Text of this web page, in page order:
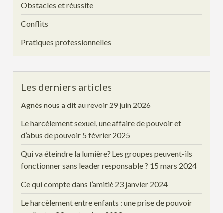
Obstacles et réussite
Conflits
Pratiques professionnelles
Les derniers articles
Agnès nous a dit au revoir 29 juin 2026
Le harcèlement sexuel, une affaire de pouvoir et
d’abus de pouvoir 5 février 2025
Qui va éteindre la lumière? Les groupes peuvent-ils
fonctionner sans leader responsable ? 15 mars 2024
Ce qui compte dans l’amitié 23 janvier 2024
Le harcèlement entre enfants : une prise de pouvoir